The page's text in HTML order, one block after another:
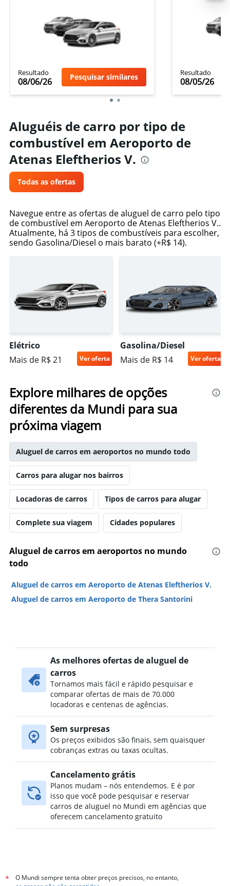
Resultado
08/06/26 Pesquisar similares Resultado
08/05/26
Aluguéis de carro por tipo de
combustível em Aeroporto de
Atenas Eleftherios V.
Todas as ofertas
Navegue entre as ofertas de aluguel de carro pelo tipo
de combustível em Aeroporto de Atenas Eleftherios V..
Atualmente, há 3 tipos de combustíveis para escolher,
sendo Gasolina/Diesel o mais barato (+R$ 14).
Elétrico
Mais de R$ 21
Ver oferta
Gasolina/Diesel
Mais de R$ 14
Ver oferta
Explore milhares de opções
diferentes da Mundi para sua
próxima viagem
Aluguel de carros em aeroportos no mundo todo
Carros para alugar nos bairros
Locadoras de carros Tipos de carros para alugar
Complete sua viagem Cidades populares
Aluguel de carros em aeroportos no mundo
todo
Aluguel de carros em Aeroporto de Atenas Eleftherios V.
Aluguel de carros em Aeroporto de Thera Santorini
As melhores ofertas de aluguel de
carros
Tornamos mais fácil e rápido pesquisar e
comparar ofertas de mais de 70.000
locadoras e centenas de agências.
Sem surpresas
Os preços exibidos são finais, sem quaisquer
cobranças extras ou taxas ocultas.
Cancelamento grátis
Planos mudam – nós entendemos. E é por
isso que você pode pesquisar e reservar
carros de aluguel no Mundi em agências que
oferecem cancelamento gratuito
*
O Mundi sempre tenta obter preços precisos, no entanto,